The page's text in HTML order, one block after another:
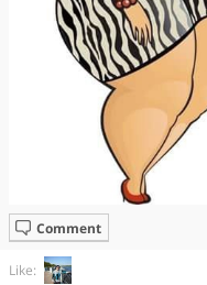
Comment
Like: